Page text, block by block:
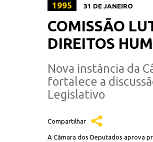
1995 31 DE JANEIRO
COMISSÃO
DIREITOS
Nova instância da
fortalece a
Legislativo
Compartilhar
A Câmara dos Deputados aprova